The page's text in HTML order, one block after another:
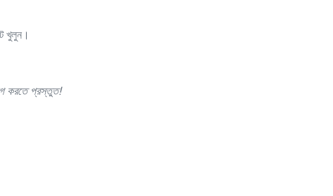
খুলুন।
করতে প্রস্তুত!